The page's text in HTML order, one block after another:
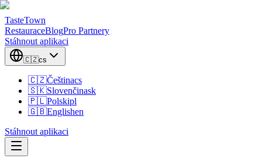
TasteTown
RestauraceBlogPro Partnery
Stáhnout aplikaci
🇨🇿cs
🇨🇿Češtinacs
🇸🇰Slovenčinask
🇵🇱Polskipl
🇬🇧Englishen
Stáhnout aplikaci